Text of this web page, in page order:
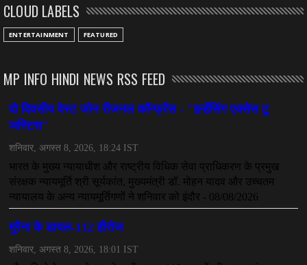
July 08, 2026
CHHATTISGARH
महादेव ऐप केस में बड़ा एक्शन, सौरभ चंद्राकर हिरासत में
CHHATTISGARH
तीजन बाई को याद करेगा छत्तीसगढ़ का लोक कला जगत
July 07, 2026
CLOUD LABELS
ENTERTAINMENT FEATURED
MP INFO HINDI NEWS RSS FEED